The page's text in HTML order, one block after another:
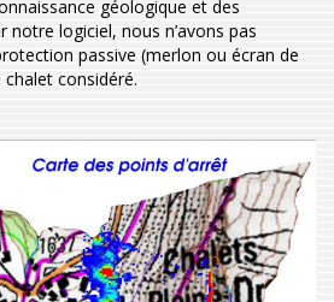
géologique et des
logiciel, nous n’avons pas
passive (merlon ou écran de
considéré.